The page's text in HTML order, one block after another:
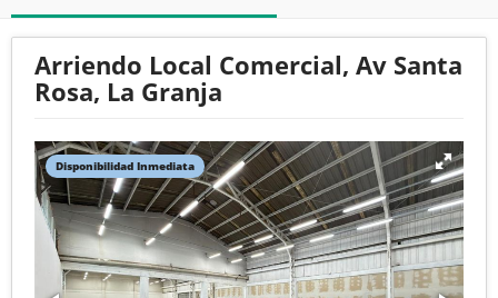
Arriendo Local Comercial, Av Santa
Rosa, La Granja
Disponibilidad Inmediata